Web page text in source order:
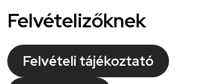
Felvételizőknek
Felvételi tájékoztató